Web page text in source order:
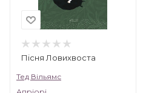
Пісня Ловихвоста
Тед Вільямс